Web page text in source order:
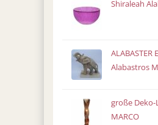
Shiraleah
ALABASTER
Alabastros
große
MARCO